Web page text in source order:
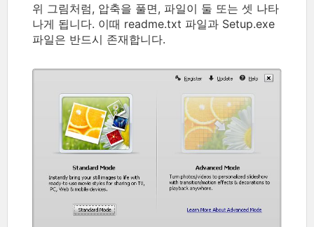
위 그림처럼, 압축을 풀면, 파일이 둘 또는 셋 나타
나게 됩니다. 이때 readme.txt 파일과 Setup.exe
파일은 반드시 존재합니다.